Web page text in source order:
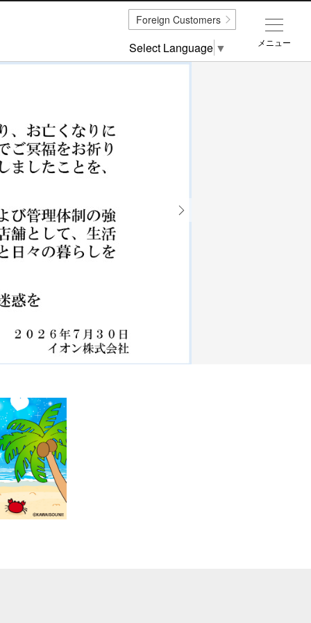
メニュー
Foreign Customers
Select Language ▼